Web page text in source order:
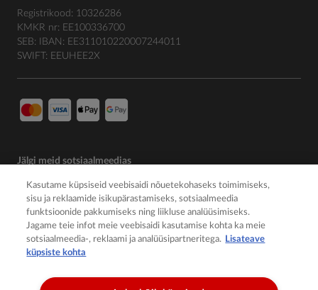
Registrikood: 10326286
KMKR nr: EE100336700
SEB: IBAN: EE311010220007244011
SWIFT: EEUHEE2X
Jälgi meid sotsiaalmeedias
Kasutame küpsiseid veebisaidi nõuetekohaseks toimimiseks,
sisu ja reklaamide isikupärastamiseks, sotsiaalmeedia
funktsioonide pakkumiseks ning liikluse analüüsimiseks.
Jagame teie infot meie veebisaidi kasutamise kohta ka meie
sotsiaalmeedia-, reklaami ja analüüsipartneritega. Lisateave
küpsiste kohta